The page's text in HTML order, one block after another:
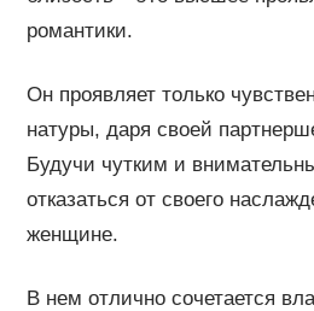
романтики.
Он проявляет только
натуры, даря своей
Будучи чутким и
отказаться от своего
женщине.
В нем отлично сочетается